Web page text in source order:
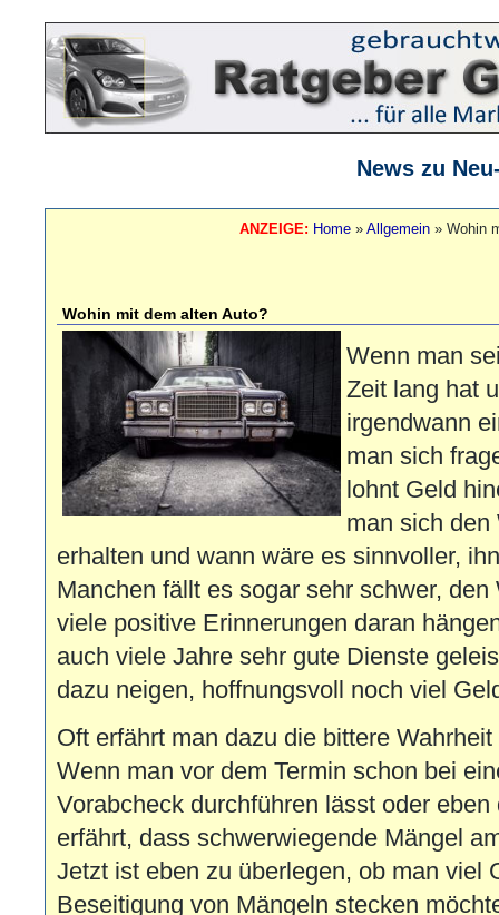
News zu
ANZEIGE: Home » Allgemein » Wohin
Wohin mit dem alten Auto?
Wenn man
Zeit lang hat
irgendwann
man sich
lohnt Geld
man sich den
erhalten und wann wäre es sinnvoller,
Manchen fällt es sogar sehr schwer,
viele positive Erinnerungen daran
auch viele Jahre sehr gute Dienste
dazu neigen, hoffnungsvoll noch viel
Oft erfährt man dazu die bittere
Wenn man vor dem Termin schon bei
Vorabcheck durchführen lässt oder
erfährt, dass schwerwiegende Mängel
Jetzt ist eben zu überlegen, ob man viel
Beseitigung von Mängeln stecken